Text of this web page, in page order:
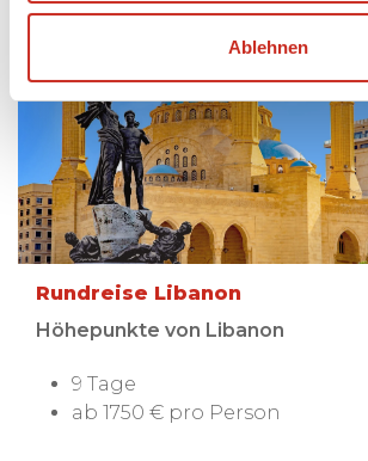
Ablehnen
Rundreise Libanon
Höhepunkte von Libanon
9 Tage
ab 1750 € pro Person